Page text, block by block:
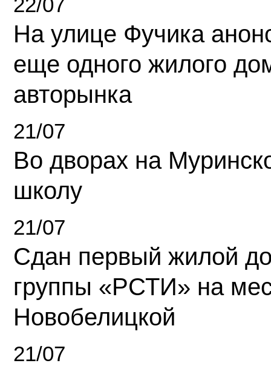
На улице Фучика
еще одного жилого
авторынка
21/07
Во дворах на
школу
21/07
Сдан первый жилой
группы «РСТИ» на
Новобелицкой
21/07